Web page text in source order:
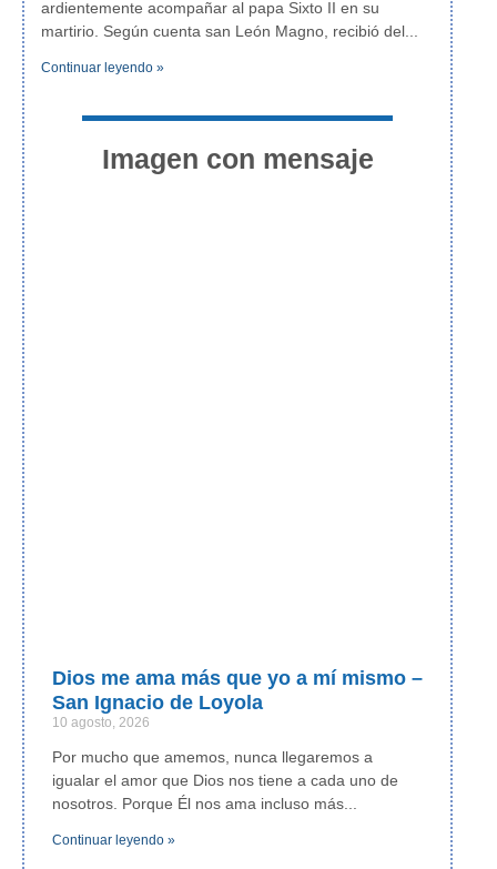
ardientemente acompañar al papa Sixto II en su
martirio. Según cuenta san León Magno, recibió del
Continuar leyendo »
Imagen con mensaje
Dios me ama más que yo a mí mismo –
San Ignacio de Loyola
10 agosto, 2026
Por mucho que amemos, nunca llegaremos a
igualar el amor que Dios nos tiene a cada uno de
nosotros. Porque Él nos ama incluso más
Continuar leyendo »